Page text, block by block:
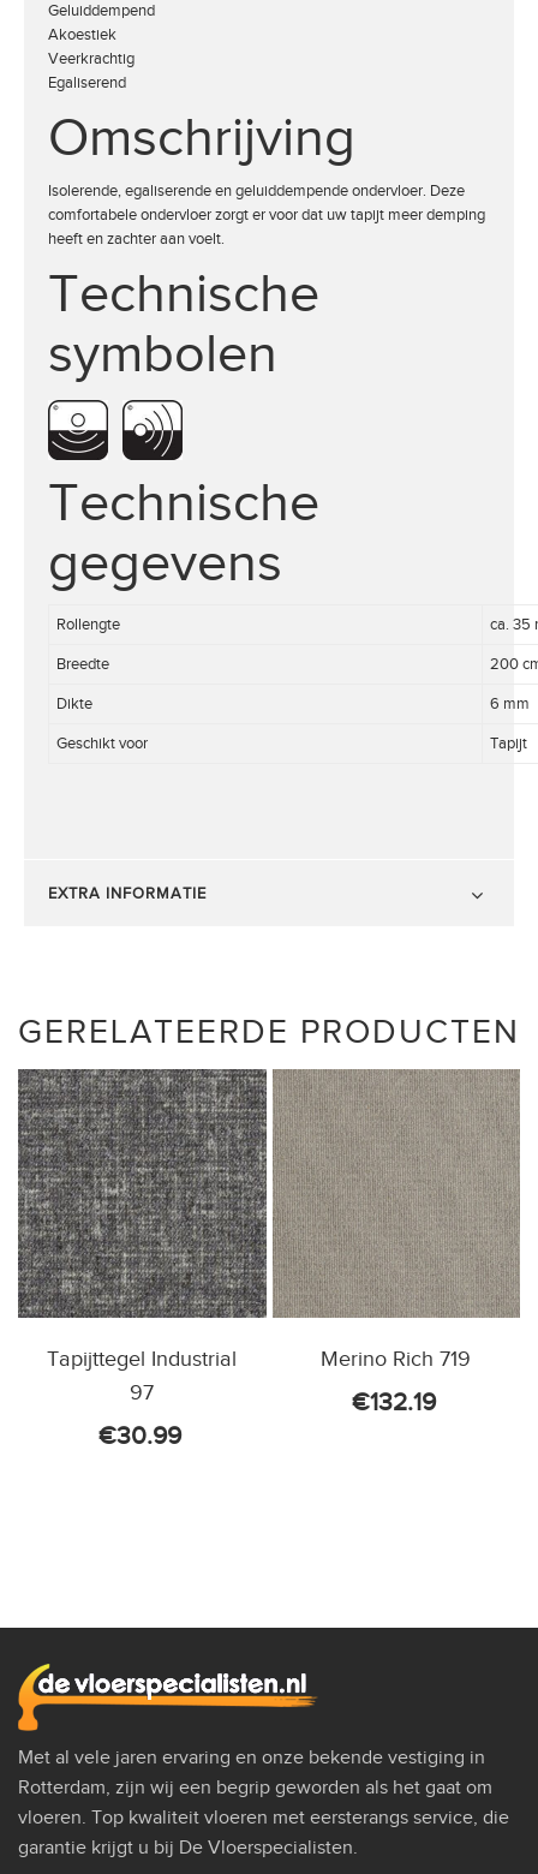
Geluiddempend
Akoestiek
Veerkrachtig
Egaliserend
Omschrijving
Isolerende, egaliserende en geluiddempende ondervloer. Deze
comfortabele ondervloer zorgt er voor dat uw tapijt meer demping
heeft en zachter aan voelt.
Technische
symbolen
Technische
gegevens
Rollengte ca. 35
Breedte 200
Dikte 6 mm
Geschikt voor Tapijt
EXTRA INFORMATIE
GERELATEERDE PRODUCTEN
Tapijttegel Industrial
97
€30.99
Merino Rich 719
€132.19
Met al vele jaren ervaring en onze bekende vestiging in
Rotterdam, zijn wij een begrip geworden als het gaat om
vloeren. Top kwaliteit vloeren met eersterangs service, die
garantie krijgt u bij De Vloerspecialisten.